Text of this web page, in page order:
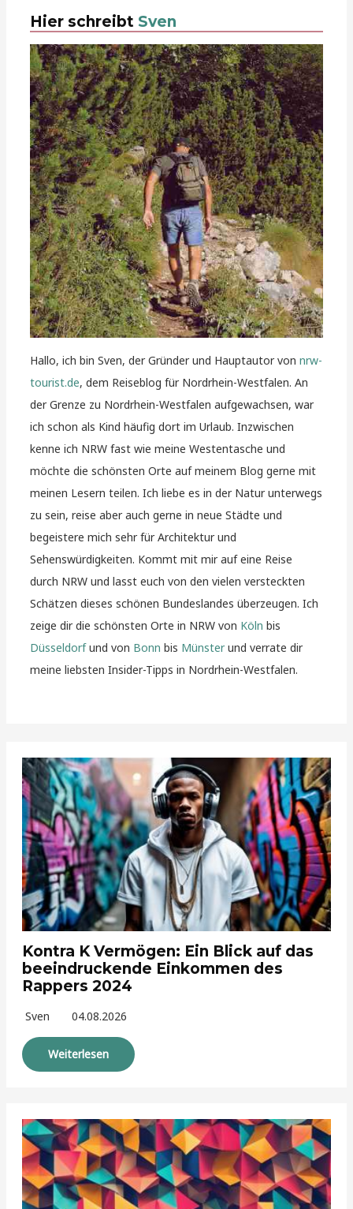
Hier schreibt Sven
Hallo, ich bin Sven, der Gründer und Hauptautor vonnrw-
tourist.de, dem Reiseblog für Nordrhein-Westfalen. An
der Grenze zu Nordrhein-Westfalen aufgewachsen, war
ich schon als Kind häufig dort im Urlaub. Inzwischen
kenne ich NRW fast wie meine Westentasche und
möchte die schönsten Orte auf meinem Blog gerne mit
meinen Lesern teilen. Ich liebe es in der Natur unterwegs
zu sein, reise aber auch gerne in neue Städte und
begeistere mich sehr für Architektur und
Sehenswürdigkeiten. Kommt mit mir auf eine Reise
durch NRW und lasst euch von den vielen versteckten
Schätzen dieses schönen Bundeslandes überzeugen. Ich
zeige dir die schönsten Orte in NRW von Köln bis
Düsseldorfund von Bonn bis Münsterund verrate dir
meine liebsten Insider-Tipps in Nordrhein-Westfalen.
Kontra K Vermögen: Ein Blick auf das
beeindruckende Einkommen des
Rappers 2024
Sven 04.08.2026
Weiterlesen